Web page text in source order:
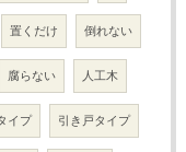
置くだけ 倒れない
腐らない 人工木
イプ 引き戸タイプ